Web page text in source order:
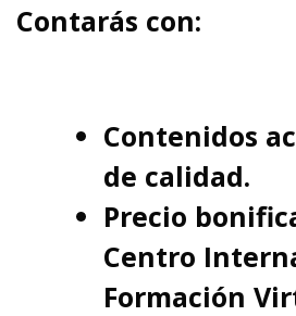
Contarás con:
Contenidos
de calidad.
Precio
Centro
Formación